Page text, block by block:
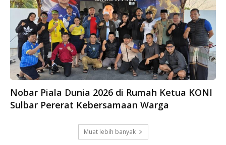
Nobar Piala Dunia 2026 di Rumah Ketua KONI
Sulbar Pererat Kebersamaan Warga
Muat lebih banyak